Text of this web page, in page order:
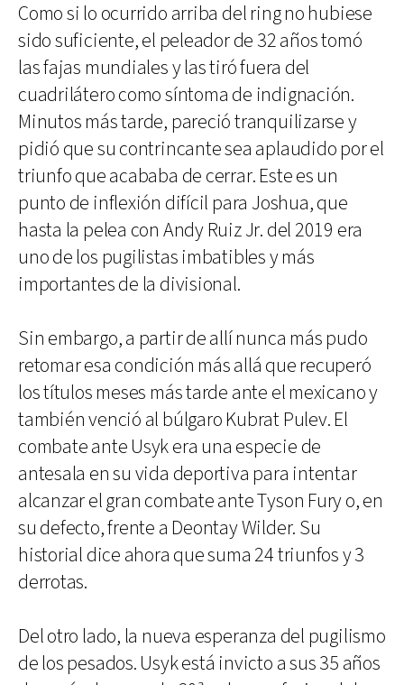
Como si lo ocurrido arriba del ring no hubiese
sido suficiente, el peleador de 32 años tomó
las fajas mundiales y las tiró fuera del
cuadrilátero como síntoma de indignación.
Minutos más tarde, pareció tranquilizarse y
pidió que su contrincante sea aplaudido por el
triunfo que acababa de cerrar. Este es un
punto de inflexión difícil para Joshua, que
hasta la pelea con Andy Ruiz Jr. del 2019 era
uno de los pugilistas imbatibles y más
importantes de la divisional.
Sin embargo, a partir de allí nunca más pudo
retomar esa condición más allá que recuperó
los títulos meses más tarde ante el mexicano y
también venció al búlgaro Kubrat Pulev. El
combate ante Usyk era una especie de
antesala en su vida deportiva para intentar
alcanzar el gran combate ante Tyson Fury o, en
su defecto, frente a Deontay Wilder. Su
historial dice ahora que suma 24 triunfos y 3
derrotas.
Del otro lado, la nueva esperanza del pugilismo
de los pesados. Usyk está invicto a sus 35 años